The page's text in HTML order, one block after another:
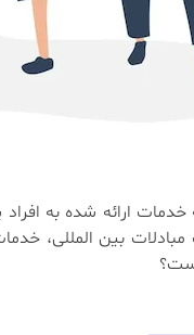
ارائه شده به افراد
بین المللی،